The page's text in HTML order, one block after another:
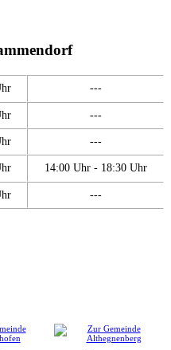
---
---
---
14:00 Uhr - 18:30 Uhr
---